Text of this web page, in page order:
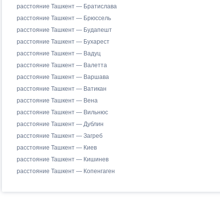
расстояние Ташкент — Братислава
расстояние Ташкент — Брюссель
расстояние Ташкент — Будапешт
расстояние Ташкент — Бухарест
расстояние Ташкент — Вадуц
расстояние Ташкент — Валетта
расстояние Ташкент — Варшава
расстояние Ташкент — Ватикан
расстояние Ташкент — Вена
расстояние Ташкент — Вильнюс
расстояние Ташкент — Дублин
расстояние Ташкент — Загреб
расстояние Ташкент — Киев
расстояние Ташкент — Кишинев
расстояние Ташкент — Копенгаген